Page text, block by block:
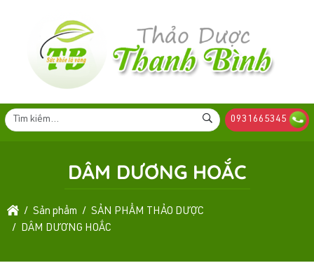
0931665345
DÂM DƯƠNG HOẮC
Sản phẩm
SẢN PHẨM THẢO DƯỢC
DÂM DƯƠNG HOẮC